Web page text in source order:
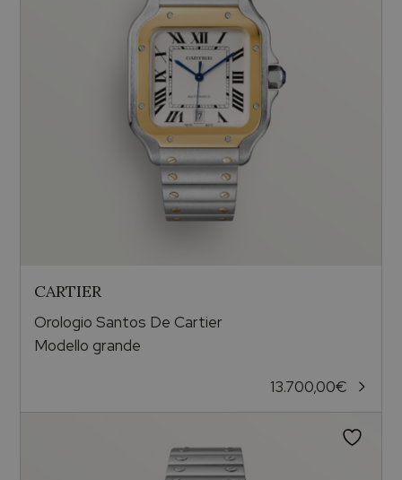
CARTIER
Orologio Santos De Cartier
Modello grande
13.700,00€